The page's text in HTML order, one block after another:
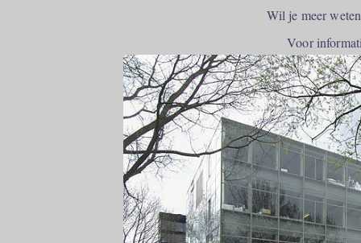
Wil je meer
Voor